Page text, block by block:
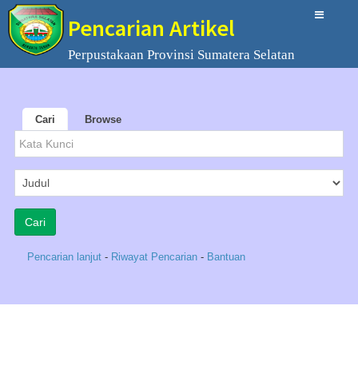
Pencarian Artikel
Perpustakaan Provinsi Sumatera Selatan
Cari Browse
Pencarian lanjut - Riwayat Pencarian - Bantuan